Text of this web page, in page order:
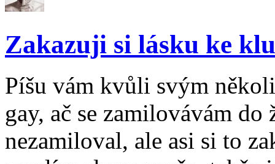
Zakazuji si lásku ke
Píšu vám kvůli svým
gay, ač se zamilovávám do
nezamiloval, ale asi si to